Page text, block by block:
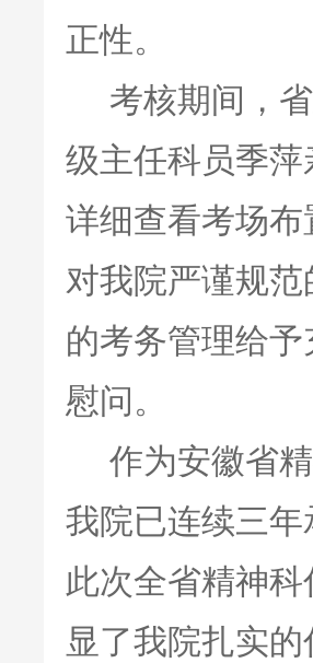
正性。
考核期间，省
级主任科员季
详细查看考场
对我院严谨规
的考务管理给
慰问。
作为安徽省精
我院已连续三
此次全省精神
显了我院扎实